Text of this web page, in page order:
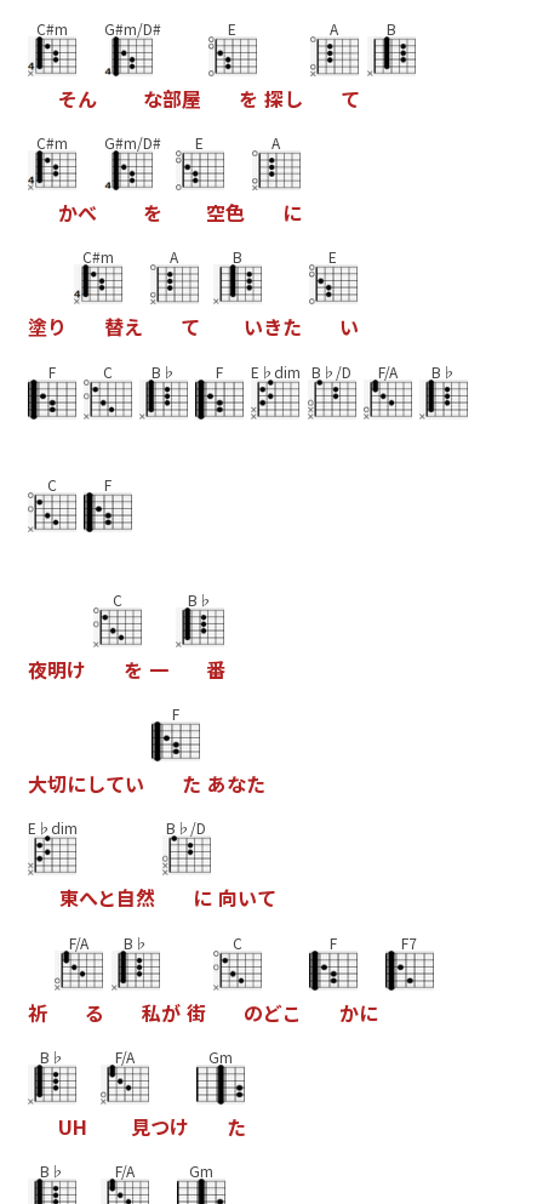
C#m
そん
G#m/D#
な部屋
E
を 探し
A
て
B
C#m
かべ
G#m/D#
を
E
空色
A
に
塗り
C#m
替え
A
て
B
いきた
E
い
F C B♭ F E♭dim B♭/D F/A B♭
C F
夜明け
C
を 一
B♭
番
大切にしてい
F
た あなた
E♭dim
東へと自然
B♭/D
に 向いて
祈
F/A
る
B♭
私が 街
C
のどこ
F
かに
F7
B♭
UH
F/A
見つけ
Gm
た
B♭ F/A Gm